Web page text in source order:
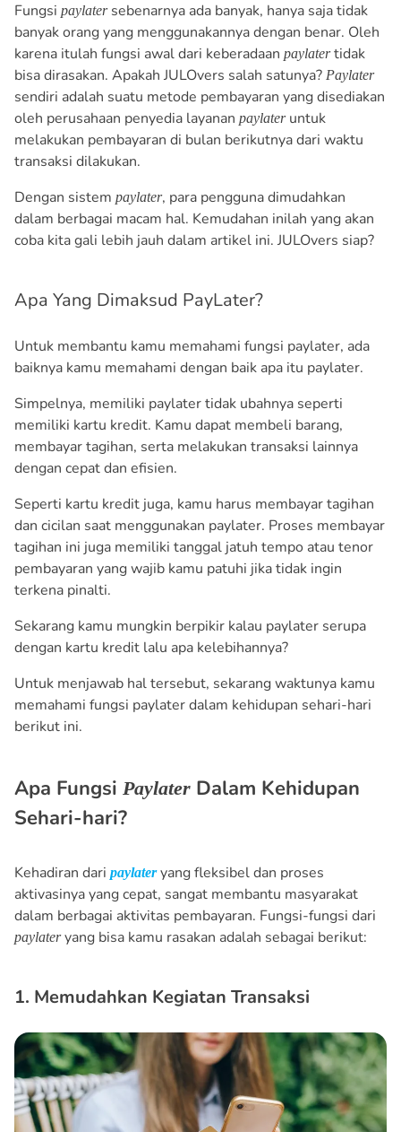
Fungsi paylater sebenarnya ada banyak, hanya saja tidak
banyak orang yang menggunakannya dengan benar. Oleh
karena itulah fungsi awal dari keberadaan paylatertidak
bisa dirasakan. Apakah JULOvers salah satunya? Paylater
sendiri adalah suatu metode pembayaran yang disediakan
oleh perusahaan penyedia layanan paylater untuk
melakukan pembayaran di bulan berikutnya dari waktu
transaksi dilakukan.
Dengan sistem paylater, para pengguna dimudahkan
dalam berbagai macam hal. Kemudahan inilah yang akan
coba kita gali lebih jauh dalam artikel ini. JULOvers siap?
Apa Yang Dimaksud PayLater?
Untuk membantu kamu memahami fungsi paylater, ada
baiknya kamu memahami dengan baik apa itu paylater.
Simpelnya, memiliki paylater tidak ubahnya seperti
memiliki kartu kredit. Kamu dapat membeli barang,
membayar tagihan, serta melakukan transaksi lainnya
dengan cepat dan efisien.
Seperti kartu kredit juga, kamu harus membayar tagihan
dan cicilan saat menggunakan paylater. Proses membayar
tagihan ini juga memiliki tanggal jatuh tempo atau tenor
pembayaran yang wajib kamu patuhi jika tidak ingin
terkena pinalti.
Sekarang kamu mungkin berpikir kalau paylater serupa
dengan kartu kredit lalu apa kelebihannya?
Untuk menjawab hal tersebut, sekarang waktunya kamu
memahami fungsi paylater dalam kehidupan sehari-hari
berikut ini.
Apa Fungsi Paylater Dalam Kehidupan
Sehari-hari?
Kehadiran dari paylater yang fleksibel dan proses
aktivasinya yang cepat, sangat membantu masyarakat
dalam berbagai aktivitas pembayaran. Fungsi-fungsi dari
paylateryang bisa kamu rasakan adalah sebagai berikut:
1. Memudahkan Kegiatan Transaksi